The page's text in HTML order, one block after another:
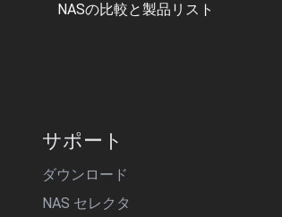
NASの比較と製品リスト
サポート
ダウンロード
NAS セレクタ